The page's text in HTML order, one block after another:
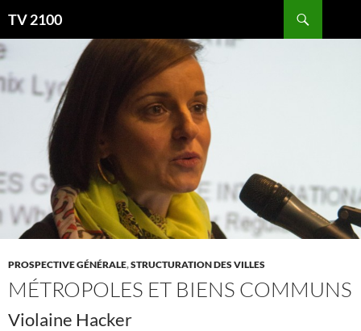
au
contenu
TV 2100
PROSPECTIVE GÉNÉRALE,STRUCTURATION DES VILLES
MÉTROPOLES ET BIENS COMMUNS
Violaine Hacker